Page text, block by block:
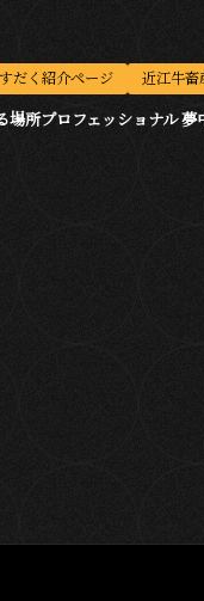
だく紹介ページ 近江牛畜
場所プロフェッショナル 夢